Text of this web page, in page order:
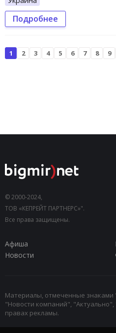
Подробнее
1 2 3 4 5 6 7 8 9
© 2000-2024,
ТОВ «КЕПРЕЙТ ПАРТНЕРС»".
Все права защищены.
Афиша
Новости
Материалы, отмеченные знаками
"Новости компаний",
правах рекламы.